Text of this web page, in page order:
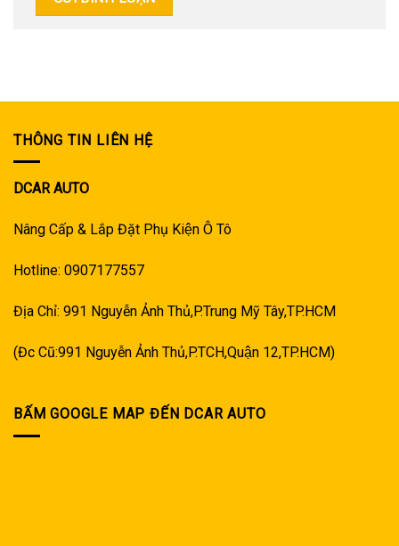
THÔNG TIN LIÊN HỆ
DCAR AUTO
Nâng Cấp & Lắp Đặt Phụ Kiện Ô Tô
Hotline: 0907177557
Địa Chỉ: 991 Nguyễn Ảnh Thủ,P.Trung Mỹ Tây,TP.HCM
(Đc Cũ:991 Nguyễn Ảnh Thủ,P.TCH,Quận 12,TP.HCM)
BẤM GOOGLE MAP ĐẾN DCAR AUTO